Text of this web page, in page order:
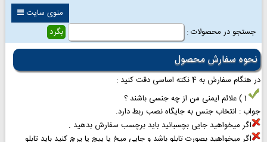
منوی سایت
جستجو در محصولات :
نحوه سفارش محصول
در هنگام سفارش به 4 نکته اساسی دقت کنید :
1 ) علائم ایمنی من از چه جنسی باشند ؟
جواب : انتخاب جنس به جایگاه نصب ربط دارد.
اگر میخواهید جایی بچسبانید باید برچسب سفارش بدهید .
اگر میخواهید بصورت تابلو باشد و جایی میخ یا پیچ یا پرچ کنید باید تابلو